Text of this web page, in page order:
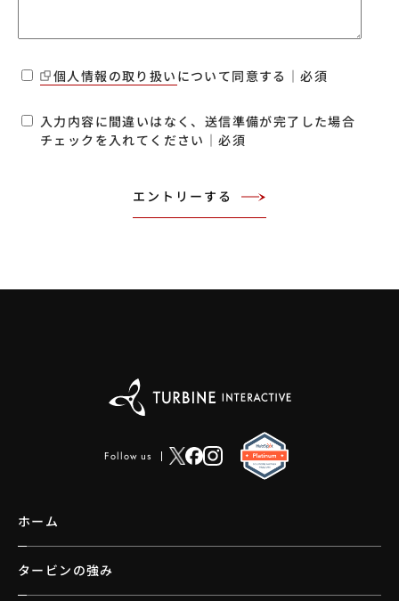
個人情報の取り扱い について同意する｜必須
入力内容に間違いはなく、送信準備が完了した場合
チェックを入れてください｜必須
Follow us
ホーム
タービンの強み